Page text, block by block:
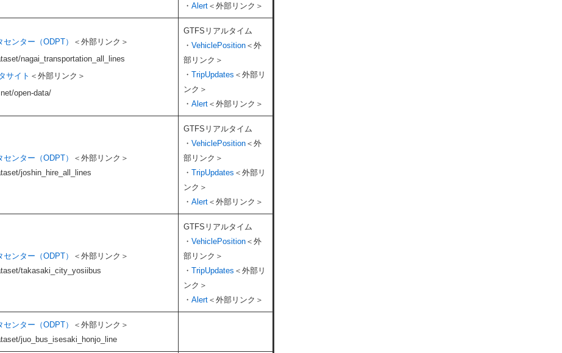
・​ Alert​ ＜外部リンク＞
ンター（ODPT）
＜外部リンク＞
nagai_transportation_all_lines
サイト ＜外部リンク＞
open-data/
GTFSリアルタイム
・​ VehiclePosition ＜外
部リンク＞
・​ TripUpdates​ ＜外部リ
ンク＞
・​ Alert​ ＜外部リンク＞
ンター（ODPT）
＜外部リンク＞
joshin_hire_all_lines
GTFSリアルタイム
・ ​VehiclePosition ＜外
部リンク＞
・ ​TripUpdates​ ＜外部リ
ンク＞
・ ​Alert​ ＜外部リンク＞
ンター（ODPT）
＜外部リンク＞
takasaki_city_yosiibus
GTFSリアルタイム
・​ VehiclePosition ＜外
部リンク＞
・ ​TripUpdates​ ＜外部リ
ンク＞
・​ Alert​ ＜外部リンク＞
ンター（ODPT）
＜外部リンク＞
juo_bus_isesaki_honjo_line